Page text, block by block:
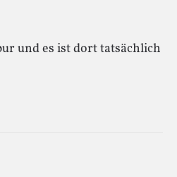
und es ist dort tatsächlich